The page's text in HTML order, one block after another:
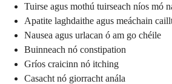
Tuirse agus mothú tuirseach níos mó
Apatite laghdaithe agus meáchain
Nausea agus urlacan ó am go chéile
Buinneach nó constipation
Gríos craicinn nó itching
Casacht nó giorracht anála